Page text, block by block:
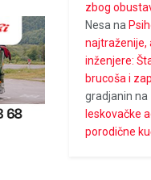
zbog
Nesana
najtraženije,
inženjere:
brucoša i
gradjanin na
leskovačke
porodične